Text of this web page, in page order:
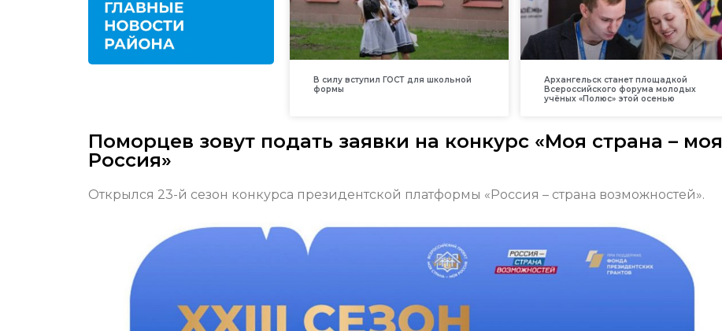
В силу вступил ГОСТ для школьной
формы
Архангельск станет площадкой
Всероссийского форума молодых
учёных «Полюс» этой осенью
Поморцев зовут подать заявки на конкурс «Моя страна – моя
Россия»
Открылся 23-й сезон конкурса президентской платформы «Россия – страна возможностей».